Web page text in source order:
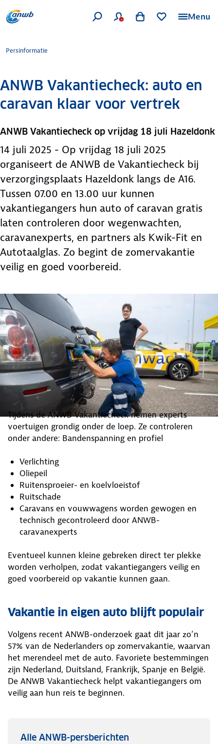
Menu
Persinformatie
ANWB Vakantiecheck: auto en
caravan klaar voor vertrek
ANWB Vakantiecheck op vrijdag 18 juli Hazeldonk
14 juli 2025 - Op vrijdag 18 juli 2025
organiseert de ANWB de Vakantiecheck bij
verzorgingsplaats Hazeldonk langs de A16.
Tussen 07.00 en 13.00 uur kunnen
vakantiegangers hun auto of caravan gratis
laten controleren door wegenwachten,
caravanexperts, en partners als Kwik-Fit en
Autotaalglas. Zo begint de zomervakantie
veilig en goed voorbereid.
Tijdens de ANWB Vakantiecheck nemen experts
voertuigen grondig onder de loep. Ze controleren
onder andere: Bandenspanning en profiel
Verlichting
Oliepeil
Ruitensproeier- en koelvloeistof
Ruitschade
Caravans en vouwwagens worden gewogen en
technisch gecontroleerd door ANWB-
caravanexperts
Eventueel kunnen kleine gebreken direct ter plekke
worden verholpen, zodat vakantiegangers veilig en
goed voorbereid op vakantie kunnen gaan.
Vakantie in eigen auto blijft populair
Volgens recent ANWB-onderzoek gaat dit jaar zo’n
57% van de Nederlanders op zomervakantie, waarvan
het merendeel met de auto. Favoriete bestemmingen
zijn Nederland, Duitsland, Frankrijk, Spanje en België.
De ANWB Vakantiecheck helpt vakantiegangers om
veilig aan hun reis te beginnen.
Alle ANWB-persberichten